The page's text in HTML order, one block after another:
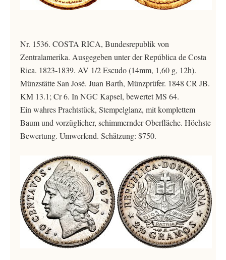
Nr. 1536. COSTA RICA, Bundesrepublik von
Zentralamerika. Ausgegeben unter der República de Costa
Rica. 1823-1839. AV 1/2 Escudo (14mm, 1,60 g, 12h).
Münzstätte San José. Juan Barth, Münzprüfer. 1848 CR JB.
KM 13.1; Cr 6. In NGC Kapsel, bewertet MS 64.
Ein wahres Prachtstück, Stempelglanz, mit komplettem
Baum und vorzüglicher, schimmernder Oberfläche. Höchste
Bewertung. Umwerfend. Schätzung: $750.